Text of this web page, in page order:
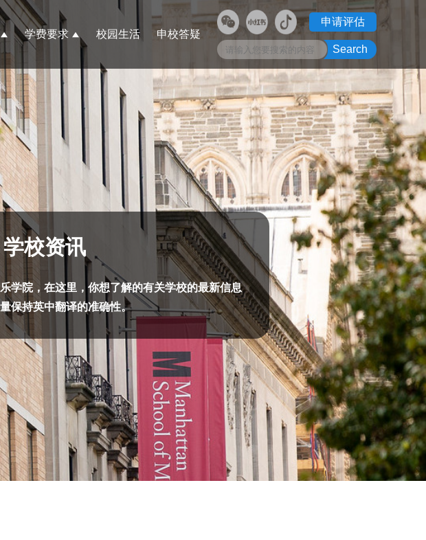
学费要求 校园生活 申校答疑
申请评估
校资讯
学院，在这里，你想了解的有关学校的最新信息
保持英中翻译的准确性。